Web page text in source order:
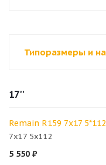
Типоразмеры и
17''
Remain R159 7x17
7x17 5x112
5 550 ₽